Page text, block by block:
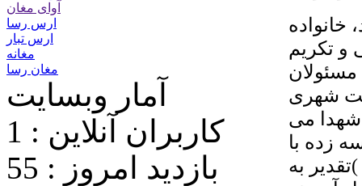
خانواده
و تکریم
مسئولان
شهری
می
زده با
به
آوای مغان
ارس رسا
ارس تبار
مغانه
مغان رسا
آمار وبسایت
کاربران آنلاین : 1
بازدید امروز : 55